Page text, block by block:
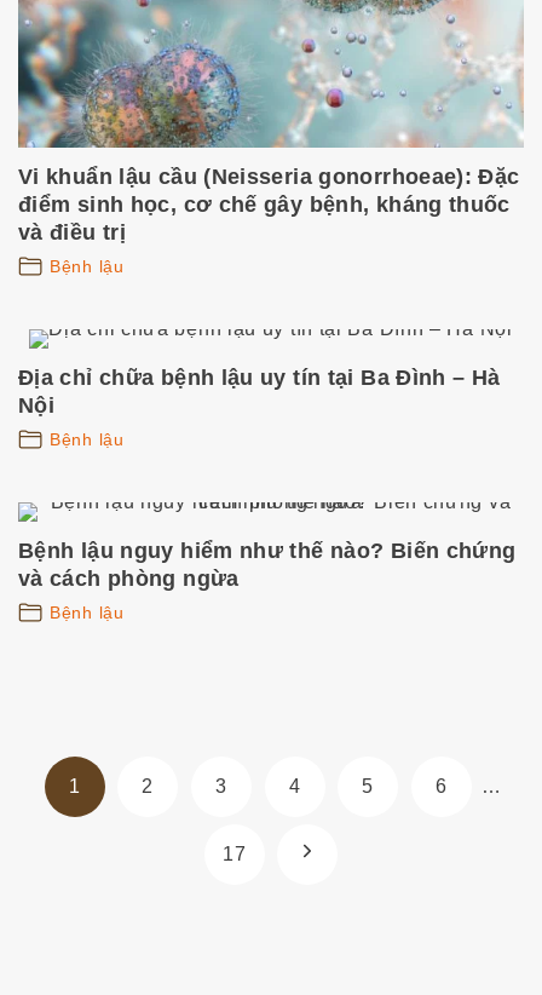
Vi khuẩn lậu cầu (Neisseria gonorrhoeae): Đặc
điểm sinh học, cơ chế gây bệnh, kháng thuốc
và điều trị
Bệnh lậu
Địa chỉ chữa bệnh lậu uy tín tại Ba Đình – Hà
Nội
Bệnh lậu
Bệnh lậu nguy hiểm như thế nào? Biến chứng
và cách phòng ngừa
Bệnh lậu
1 2 3 4 5 6 …
17 N